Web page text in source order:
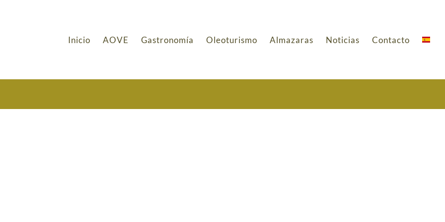
Inicio AOVE Gastronomía Oleoturismo Almazaras Noticias Contacto